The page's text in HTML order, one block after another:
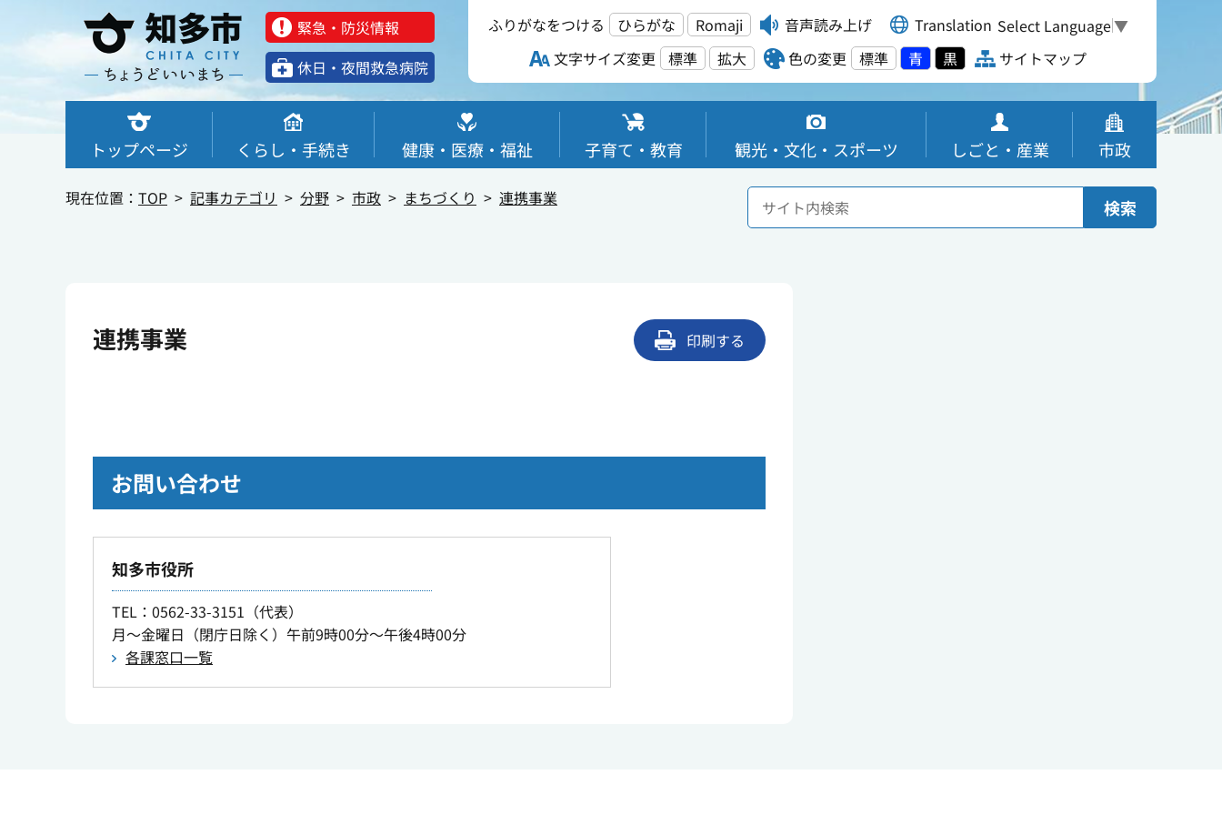
緊急・防災情報
休⽇・夜間救急病院
ふりがなをつける ひらがな Romaji 音声読み上げ Translation Select Language▼
文字サイズ変更
標準 拡大 色の変更 標準 青 黒 サイトマップ
トップページ くらし・手続き 健康・医療・福祉 子育て・教育 観光・文化・スポーツ しごと・産業 市政
現在位置： TOP 記事カテゴリ 分野 市政 まちづくり 連携事業 検索
連携事業 印刷する
お問い合わせ
知多市役所
TEL ：0562-33-3151（代表）
月～金曜日（閉庁日除く）午前9時00分～午後4時00分
各課窓口一覧